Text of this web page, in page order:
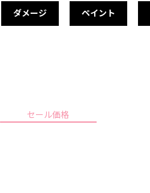
に関する法律
ダメージ ペイント
セール価格